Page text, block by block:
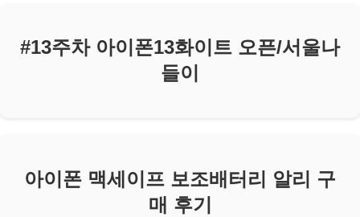
#13주차 아이폰13화이트 오픈/서울나
들이
아이폰 맥세이프 보조배터리 알리 구
매 후기